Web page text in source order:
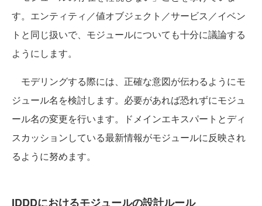
す。エンティティ／値オブジェクト／サービス／イベン
トと同じ扱いで、モジュールについても十分に議論する
ようにします。
モデリングする際には、正確な意図が伝わるようにモ
ジュール名を検討します。必要があれば恐れずにモジュ
ール名の変更を行います。ドメインエキスパートとディ
スカッションしている最新情報がモジュールに反映され
るように努めます。
IDDDにおけるモジュールの設計ルール